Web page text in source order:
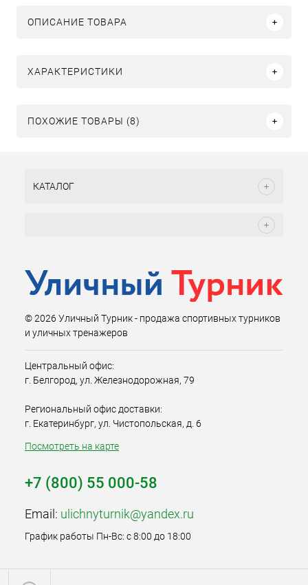
ОПИСАНИЕ ТОВАРА
ХАРАКТЕРИСТИКИ
ПОХОЖИЕ ТОВАРЫ (8)
КАТАЛОГ
© 2026 Уличный Турник - продажа спортивных турников
и уличных тренажеров
Центральный офис:
г. Белгород, ул. Железнодорожная, 79
Региональный офис доставки:
г. Екатеринбург, ул. Чистопольская, д. 6
Посмотреть на карте
+7 (800) 55 000-58
Email: ulichnyturnik@yandex.ru
График работы Пн-Вс: с 8:00 до 18:00